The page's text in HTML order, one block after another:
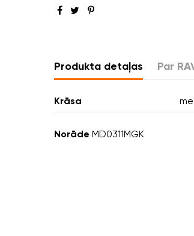
Produkta detaļas Par
Krāsa
Norāde MD0311MGK